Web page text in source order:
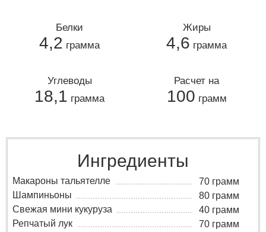
Белки
4,2 грамма
Жиры
4,6 грамма
Углеводы
18,1 грамма
Расчет на
100 грамм
Ингредиенты
Макароны тальятелле
70 грамм
Шампиньоны
80 грамм
Свежая мини кукуруза
40 грамм
Репчатый лук
70 грамм